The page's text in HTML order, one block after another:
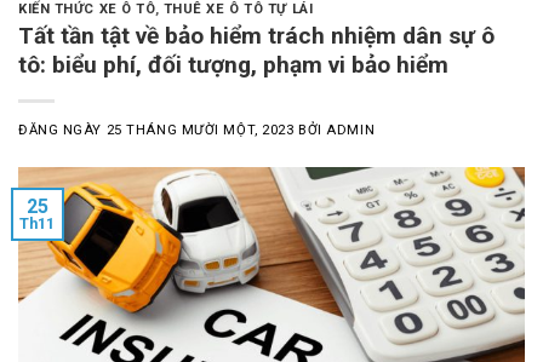
KIẾN THỨC XE Ô TÔ, THUÊ XE Ô TÔ TỰ LÁI
Tất tần tật về bảo hiểm trách nhiệm dân sự ô
tô: biểu phí, đối tượng, phạm vi bảo hiểm
ĐĂNG NGÀY 25 THÁNG MƯỜI MỘT, 2023 BỞIADMIN
25
Th11